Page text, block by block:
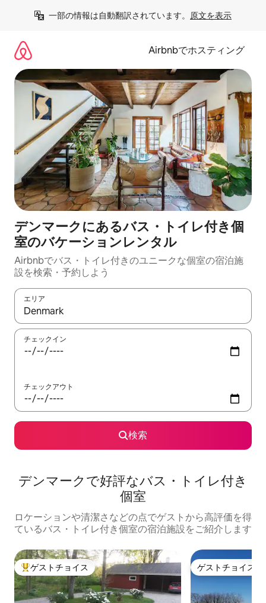
一部の情報は自動翻訳されています。 原文を表示
Airbnbでホスティング
デンマークにあるバス・トイレ付き個
室のバケーションレンタル
Airbnbでバス・トイレ付きのユニークな個室の宿泊施
設を検索・予約しよう
エリア
検索結果が表示されたら、上下の矢印キーを使って移動するか
チェックイン
チェックアウト
検索
デンマークで好評なバス・トイレ付き
個室
ロケーションや清潔さなどの点でゲストから高評価を得
ているバス・トイレ付き個室の宿泊施設をご紹介します
大好評のゲストチョイスです。
ゲストチョイス ゲストチョイス
ゲストチョイス